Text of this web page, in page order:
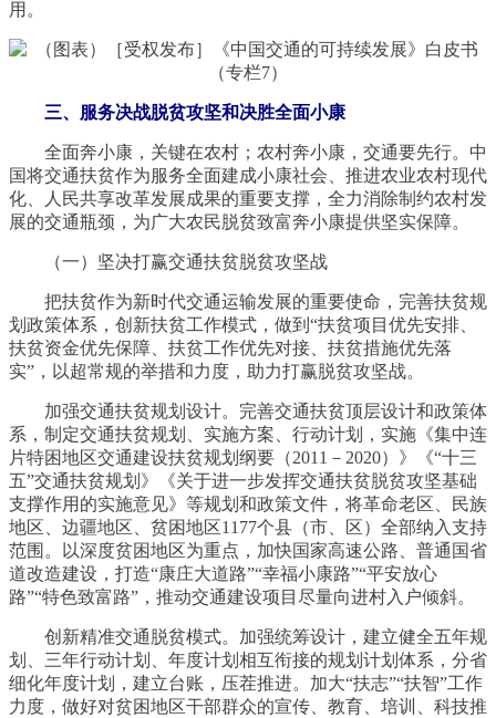
用。
三、服务决战脱贫攻坚和决胜全面小康
全面奔小康，关键在农村；农村奔小康，交通要先行。中
国将交通扶贫作为服务全面建成小康社会、推进农业农村现代
化、人民共享改革发展成果的重要支撑，全力消除制约农村发
展的交通瓶颈，为广大农民脱贫致富奔小康提供坚实保障。
（一）坚决打赢交通扶贫脱贫攻坚战
把扶贫作为新时代交通运输发展的重要使命，完善扶贫规
划政策体系，创新扶贫工作模式，做到“扶贫项目优先安排、
扶贫资金优先保障、扶贫工作优先对接、扶贫措施优先落
实”，以超常规的举措和力度，助力打赢脱贫攻坚战。
加强交通扶贫规划设计。完善交通扶贫顶层设计和政策体
系，制定交通扶贫规划、实施方案、行动计划，实施《集中连
片特困地区交通建设扶贫规划纲要（2011－2020）》《“十三
五”交通扶贫规划》《关于进一步发挥交通扶贫脱贫攻坚基础
支撑作用的实施意见》等规划和政策文件，将革命老区、民族
地区、边疆地区、贫困地区1177个县（市、区）全部纳入支持
范围。以深度贫困地区为重点，加快国家高速公路、普通国省
道改造建设，打造“康庄大道路”“幸福小康路”“平安放心
路”“特色致富路”，推动交通建设项目尽量向进村入户倾斜。
创新精准交通脱贫模式。加强统筹设计，建立健全五年规
划、三年行动计划、年度计划相互衔接的规划计划体系，分省
细化年度计划，建立台账，压茬推进。加大“扶志”“扶智”工作
力度，做好对贫困地区干部群众的宣传、教育、培训、科技推